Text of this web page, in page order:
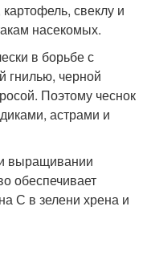
свеклу и
насекомых.
в борьбе с
гнилью, черной
Поэтому чеснок
астрами и
выращивании
обеспечивает
С в зелени хрена и